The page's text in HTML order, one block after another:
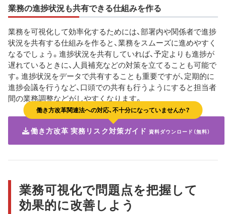
業務の進捗状況も共有できる仕組みを作る
業務を可視化して効率化するためには、部署内や関係者で進捗
状況を共有する仕組みを作ると、業務をスムーズに進めやすく
なるでしょう。進捗状況を共有していれば、予定よりも進捗が
遅れているときに、人員補充などの対策を立てることも可能で
す。進捗状況をデータで共有することも重要ですが、定期的に
進捗会議を行うなど、口頭での共有も行うようにすると担当者
間の業務調整などがしやすくなります。
働き方改革関連法への対応、不十分になっていませんか？
働き方改革 実務リスク対策ガイド 資料ダウンロード（無料）
業務可視化で問題点を把握して
効果的に改善しよう